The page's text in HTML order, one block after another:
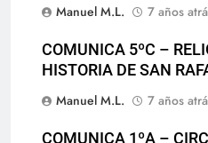
Manuel M.L.
7 años
COMUNICA 5ºC –
HISTORIA DE SAN
Manuel M.L.
7 años
COMUNICA 1ºA –